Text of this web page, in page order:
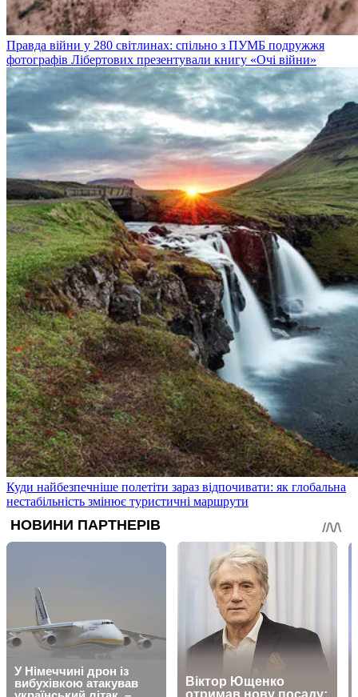
Правда війни у 280 світлинах: спільно з ПУМБ подружжя
фотографів Лібертових презентували книгу «Очі війни»
Куди найбезпечніше полетіти зараз відпочивати: як глобальна
нестабільність змінює туристичні маршрути